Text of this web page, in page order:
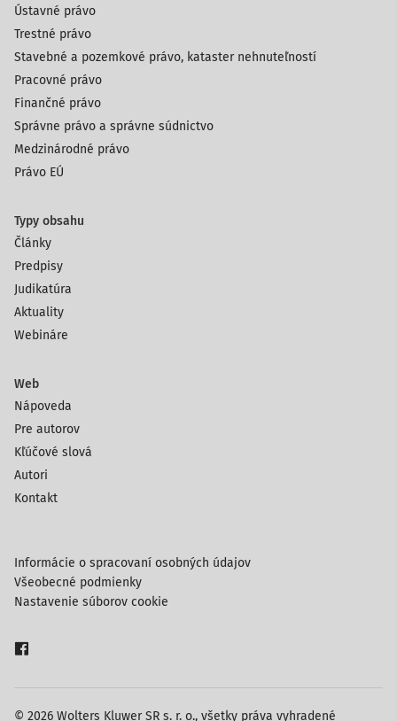
Ústavné právo
Trestné právo
Stavebné a pozemkové právo, kataster nehnuteľností
Pracovné právo
Finančné právo
Správne právo a správne súdnictvo
Medzinárodné právo
Právo EÚ
Typy obsahu
Články
Predpisy
Judikatúra
Aktuality
Webináre
Web
Nápoveda
Pre autorov
Kľúčové slová
Autori
Kontakt
© 2026 Wolters Kluwer SR s. r. o., všetky práva vyhradené
Informácie o spracovaní osobných údajov
Všeobecné podmienky
Nastavenie súborov cookie